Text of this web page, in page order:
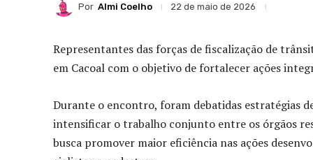
Por Almi Coelho 22 de maio de 2026
Representantes das forças de fiscalização de
em Cacoal com o objetivo de fortalecer ações
Durante o encontro, foram debatidas estratégias
intensificar o trabalho conjunto entre os órgãos
busca promover maior eficiência nas ações